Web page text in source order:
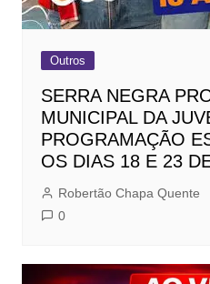
Outros
SERRA NEGRA
MUNICIPAL DA
PROGRAMAÇÃO
OS DIAS 18 E 23
Robertão Chapa Quente
0